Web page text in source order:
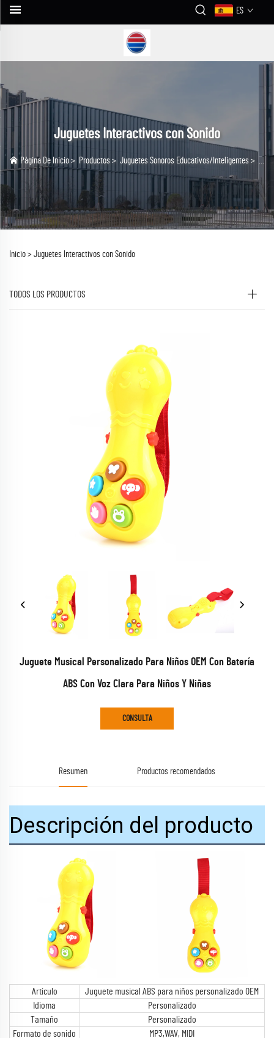
ES
Juguetes Interactivos con Sonido
Página De Inicio > Productos > Juguetes Sonoros Educativos/Inteligentes >
Inicio > Juguetes Interactivos con Sonido
TODOS LOS PRODUCTOS
Juguete Musical Personalizado Para Niños OEM Con Batería
ABS Con Voz Clara Para Niños Y Niñas
CONSULTA
Resumen Productos recomendados
Descripción del producto
Artículo
Juguete musical ABS para niños personalizado OEM
Idioma
Personalizado
Tamaño
Personalizado
Formato de sonido
MP3,WAV, MIDI